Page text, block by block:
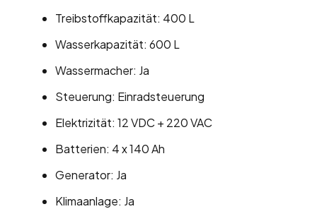
Treibstoffkapazität: 400 L
Wasserkapazität: 600 L
Wassermacher: Ja
Steuerung: Einradsteuerung
Elektrizität: 12 VDC + 220 VAC
Batterien: 4 x 140 Ah
Generator: Ja
Klimaanlage: Ja